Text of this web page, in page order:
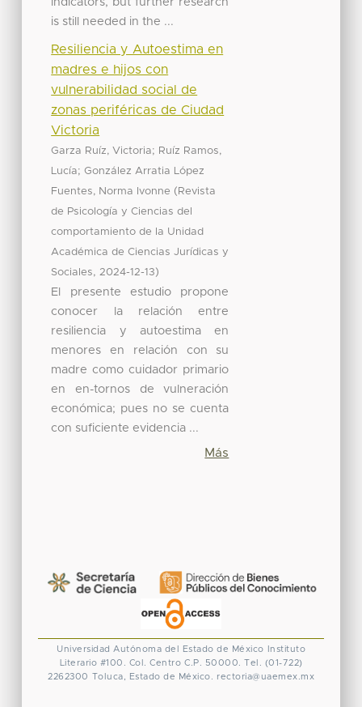
is still needed in the ...
Resiliencia y Autoestima en
madres e hijos con
vulnerabilidad social de
zonas periféricas de Ciudad
Victoria
Garza Ruíz, Victoria; Ruíz Ramos,
Lucía;González Arratia López
Fuentes, Norma Ivonne ( Revista
de Psicología y Ciencias del
comportamiento de la Unidad
Académica de Ciencias Jurídicas y
Sociales, 2024-12-13)
El presente estudio propone
conocer la relación entre
resiliencia y autoestima en
menores en relación con su
madre como cuidador primario
en en-tornos de vulneración
económica; pues no se cuenta
con suficiente evidencia ...
Más
Universidad Autónoma del Estado de México
Instituto
Literario #100. Col. Centro C.P. 50000. Tel. (01-722)
2262300 Toluca, Estado de México. rectoria@uaemex.mx